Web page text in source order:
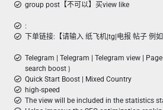
group post【不可以】买view like
:
下单链接:【请输入 纸飞机|tg|电报 帖子 例
Telegram | Telegram | Telegram view |
search boost ⟯
Quick Start Boost | Mixed Country
high-speed
The view will be included in the statistics